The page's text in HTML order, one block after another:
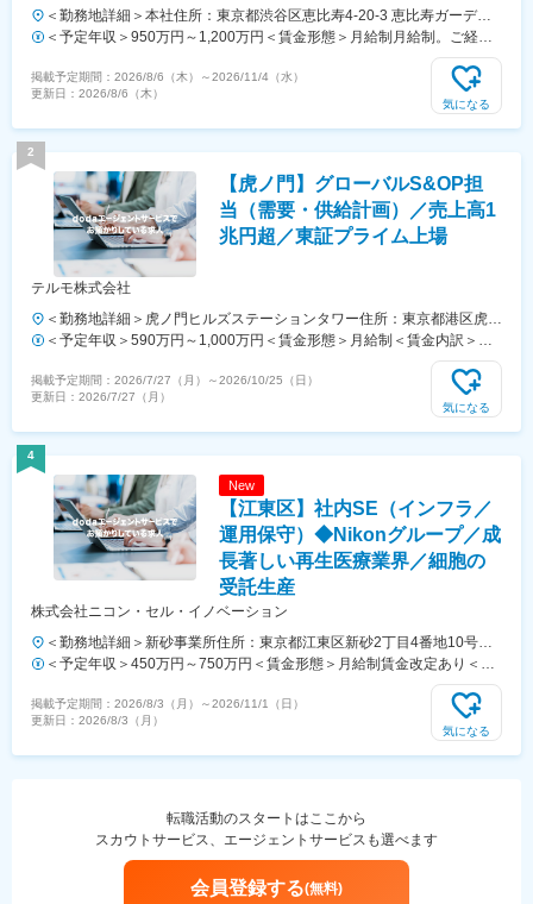
＜勤務地詳細＞本社住所：東京都渋谷区恵比寿4-20-3 恵比寿ガーデン
プレイスタワー18F勤務地最寄駅：各線／恵比寿駅受動喫煙対策：屋内
全面禁煙変更の範囲：会社の定める事業所（リモートワーク含む）
＜予定年収＞950万円～1,200万円＜賃金形態＞月給制月給制。ご経験
等により変動あり、当社既定により決定。＜賃金内訳＞月額（基本
給）：688,000円～869,000円＜月給＞688,000円～869,000円＜昇給有
無＞有＜残業手当＞有＜給与補足＞ご経験等により変動あり、当社既定
掲載予定期間： 2026/8/6（木） ～2026/11/4（水）
更新日： 2026/8/6（木）
気になる
2
【虎ノ門】グローバルS&OP担
当（需要・供給計画）／売上高1
兆円超／東証プライム上場
テルモ株式会社
＜勤務地詳細＞虎ノ門ヒルズステーションタワー住所：東京都港区虎ノ
門２丁目６－１ 虎ノ門ヒルズ ステーションタワー 受動喫煙対策：敷地
＜予定年収＞590万円～1,000万円＜賃金形態＞月給制＜賃金内訳＞月
額（基本給）：279,000円～534,000円＜月給＞279,000円～534,000円
＜昇給有無＞有＜残業手当＞有＜給与補足＞※上記年収はあくまでも目
安の金額であり、選考を通じて経験、能力等を考慮し同社規定により決
掲載予定期間： 2026/7/27（月） ～2026/10/25（日）
更新日： 2026/7/27（月）
気になる
4
New
【江東区】社内SE（インフラ／
運用保守）◆Nikonグループ／成
長著しい再生医療業界／細胞の
受託生産
株式会社ニコン・セル・イノベーション
＜勤務地詳細＞新砂事業所住所：東京都江東区新砂2丁目4番地10号東
京グランポートAKB 勤務地最寄駅：JR京葉線／潮見駅受動喫煙対策：
＜予定年収＞450万円～750万円＜賃金形態＞月給制賃金改定あり＜賃
金内訳＞月額（基本給）：230,000円～380,000円＜月給＞230,000円
～380,000円＜昇給有無＞有＜残業手当＞有＜給与補足＞※経験・能
力・現給与等を考慮の上、適宜決定致します。・賞与：年2回（6月、
掲載予定期間： 2026/8/3（月） ～2026/11/1（日）
更新日： 2026/8/3（月）
気になる
転職活動のスタートはここから
スカウトサービス、エージェントサービスも選べます
会員登録する(無料)